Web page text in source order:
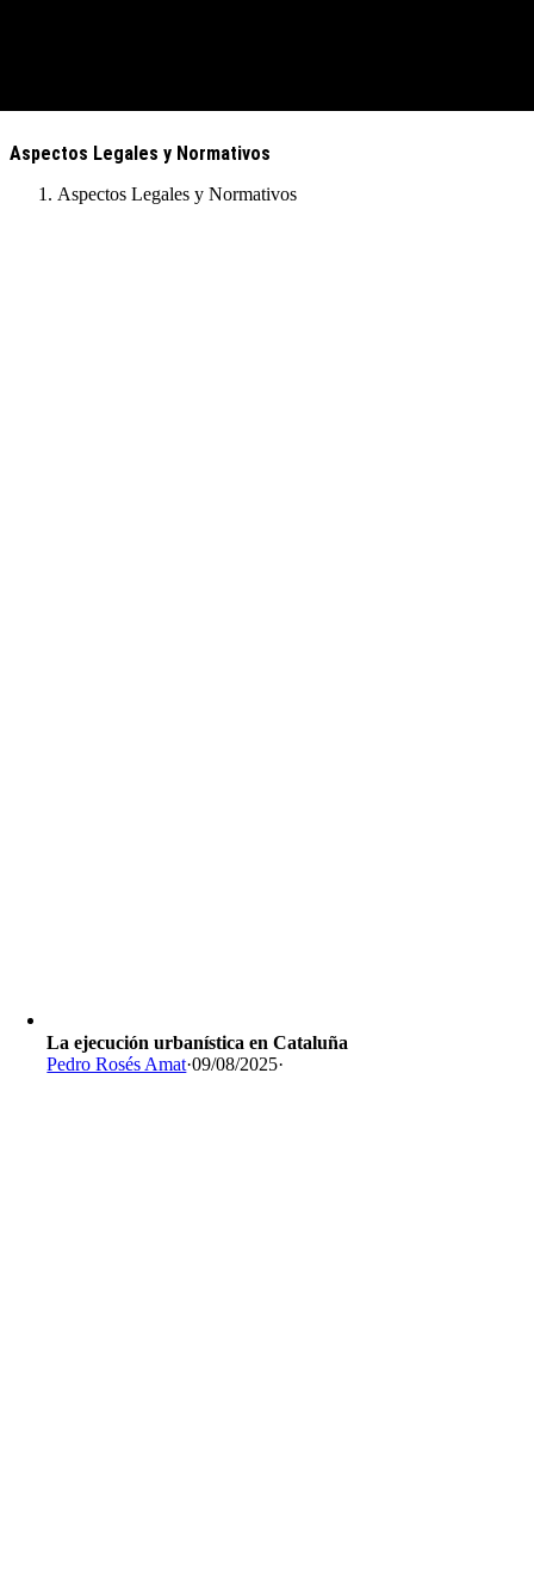
Aspectos Legales y Normativos
Aspectos Legales y Normativos
La ejecución urbanística en Cataluña
Pedro Rosés Amat·09/08/2025·